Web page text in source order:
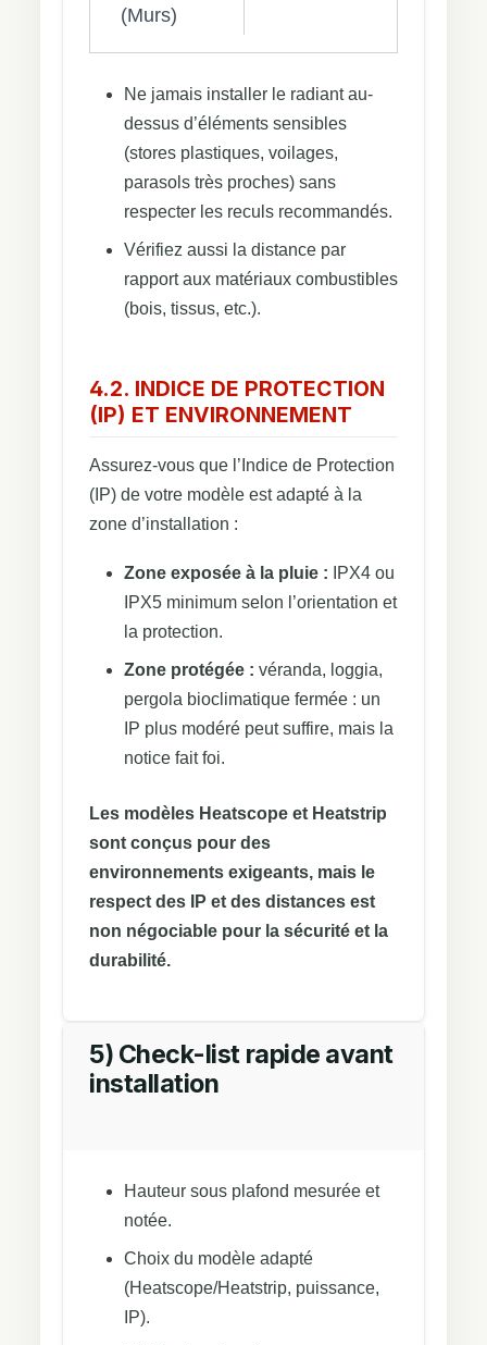
(Murs)
Ne jamais installer le radiant au-
dessus d’éléments sensibles
(stores plastiques, voilages,
parasols très proches) sans
respecter les reculs recommandés.
Vérifiez aussi la distance par
rapport aux matériaux combustibles
(bois, tissus, etc.).
4.2. INDICE DE PROTECTION
(IP) ET ENVIRONNEMENT
Assurez-vous que l’Indice de Protection
(IP) de votre modèle est adapté à la
zone d’installation :
Zone exposée à la pluie : IPX4 ou
IPX5 minimum selon l’orientation et
la protection.
Zone protégée : véranda, loggia,
pergola bioclimatique fermée : un
IP plus modéré peut suffire, mais la
notice fait foi.
Les modèles Heatscope et Heatstrip
sont conçus pour des
environnements exigeants, mais le
respect des IP et des distances est
non négociable pour la sécurité et la
durabilité.
5) Check-list rapide avant
installation
Hauteur sous plafond mesurée et
notée.
Choix du modèle adapté
(Heatscope/Heatstrip, puissance,
IP).